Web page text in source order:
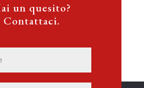
un quesito?
Contattaci.